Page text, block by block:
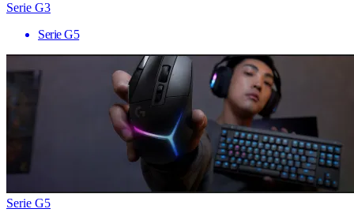
Serie G3
Serie G5
Serie G5